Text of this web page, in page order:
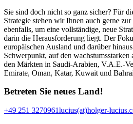
Sie sind doch nicht so ganz sicher? Für
Strategie stehen wir Ihnen auch gerne
ebenfalls, um eine vollständige, neue
darin die Herausforderung liegt. Der
europäischen Ausland und darüber
Schwerpunkt, auf den wachstumsstarken
den Märkten in Saudi-Arabien, V.A.E.-
Emirate, Oman, Katar, Kuwait und
Betreten Sie neues Land!
+49 251 3270961lucius(at)holger-